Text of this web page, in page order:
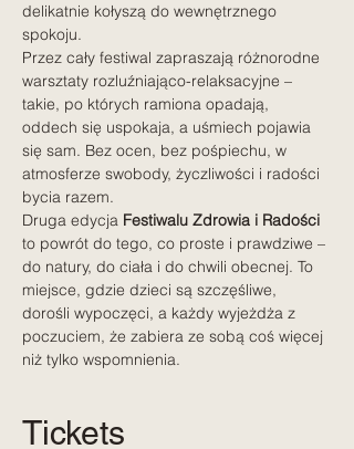
delikatnie kołyszą do wewnętrznego
spokoju.
Przez cały festiwal zapraszają różnorodne
warsztaty rozluźniająco-relaksacyjne –
takie, po których ramiona opadają,
oddech się uspokaja, a uśmiech pojawia
się sam. Bez ocen, bez pośpiechu, w
atmosferze swobody, życzliwości i radości
bycia razem.
Druga edycja Festiwalu Zdrowia i Radości
to powrót do tego, co proste i prawdziwe –
do natury, do ciała i do chwili obecnej. To
miejsce, gdzie dzieci są szczęśliwe,
dorośli wypoczęci, a każdy wyjeżdża z
poczuciem, że zabiera ze sobą coś więcej
niż tylko wspomnienia.
Tickets